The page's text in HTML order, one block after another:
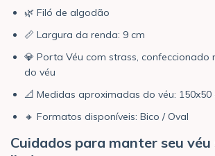
🌿 Filó de algodão
📏 Largura da renda: 9 cm
💎 Porta Véu com strass, confeccionado
do véu
📐 Medidas aproximadas do véu: 150x50
🔸 Formatos disponíveis: Bico / Oval
Cuidados para manter seu véu